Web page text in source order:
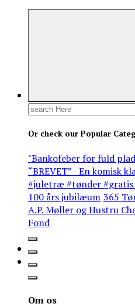
Search
Or check our Popular
"Bankofeber for fuld
“BREVET” - En komisk
#juletræ #tønder
100 års jubilæum 365
A.P. Møller og Hustru
Fond
Om os